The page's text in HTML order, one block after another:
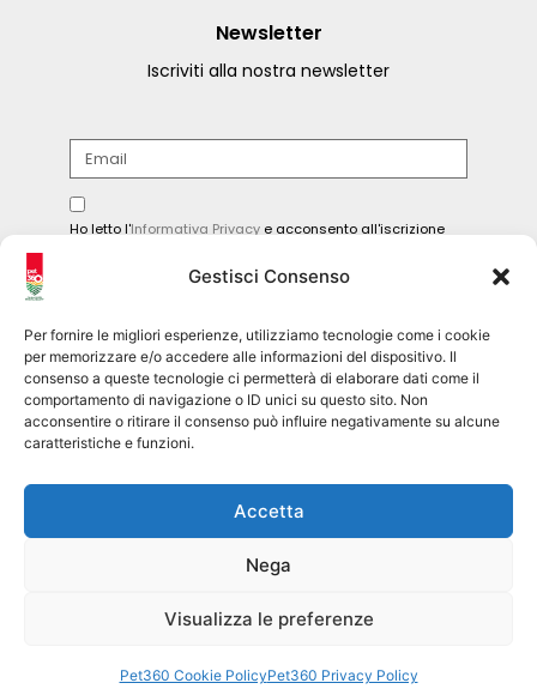
Gestisci Consenso
Per fornire le migliori esperienze, utilizziamo tecnologie come i cookie
per memorizzare e/o accedere alle informazioni del dispositivo. Il
consenso a queste tecnologie ci permetterà di elaborare dati come il
comportamento di navigazione o ID unici su questo sito. Non
acconsentire o ritirare il consenso può influire negativamente su alcune
caratteristiche e funzioni.
Accetta
Nega
Visualizza le preferenze
Pet360 Cookie PolicyPet360 Privacy Policy
Newsletter
Iscriviti alla nostra newsletter
Ho letto l'Informativa Privacy e acconsento all'iscrizione
INVIA
Seguici sui social
@pet360_official
pet breeder channel
@pet360_breeders-official
Pet360 Srl – copyright 2026